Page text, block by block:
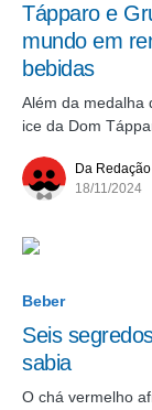
Tápparo e
mundo em
bebidas
Além da medalha
ice da Dom
Da Redação
18/11/2024
Beber
Seis
sabia
O chá vermelho